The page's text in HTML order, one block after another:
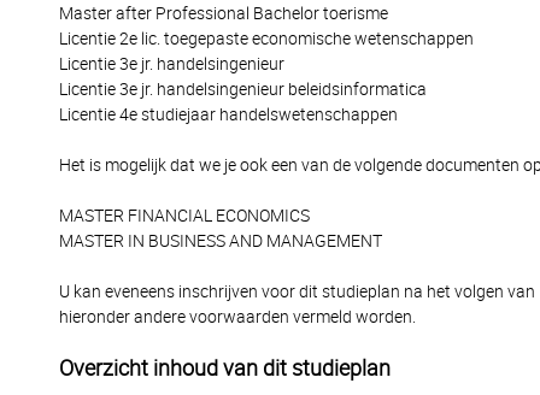
Master after Professional Bachelor toerisme
Licentie 2e lic. toegepaste economische wetenschappen
Licentie 3e jr. handelsingenieur
Licentie 3e jr. handelsingenieur beleidsinformatica
Licentie 4e studiejaar handelswetenschappen
Het is mogelijk dat we je ook een van de volgende documenten
MASTER FINANCIAL ECONOMICS
MASTER IN BUSINESS AND MANAGEMENT
U kan eveneens inschrijven voor dit studieplan na het volgen
hieronder andere voorwaarden vermeld worden.
Overzicht inhoud van dit studieplan